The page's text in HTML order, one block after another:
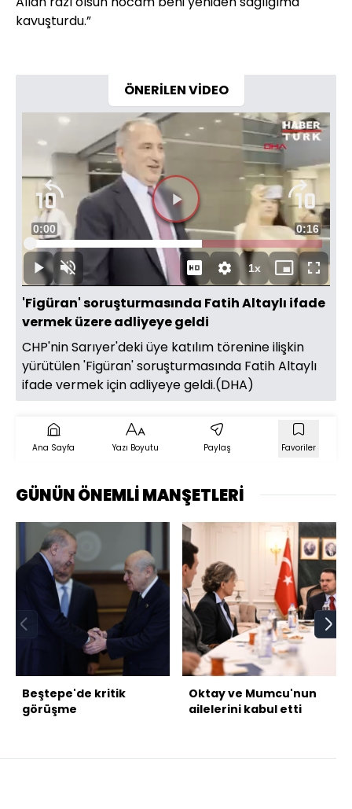
kavuşturdu.”
ÖNERİLEN VİDEO
DuraklatSesi
Aç
Süre
0:00 Toplam
Süre
0:16
Yüklendi:
58.94%
1xOynatma
Hızı
Mini
oynatıcı
Tam
Ekran
'Figüran' soruşturmasında Fatih Altaylı ifade
vermek üzere adliyeye geldi
CHP'nin Sarıyer'deki üye katılım törenine ilişkin
yürütülen 'Figüran' soruşturmasında Fatih Altaylı
ifade vermek için adliyeye geldi.(DHA)
Ana Sayfa Yazı Boyutu Paylaş Favoriler
GÜNÜN ÖNEMLİ MANŞETLERİ
Beştepe'de kritik
görüşme
Oktay ve Mumcu'nun
ailelerini kabul etti